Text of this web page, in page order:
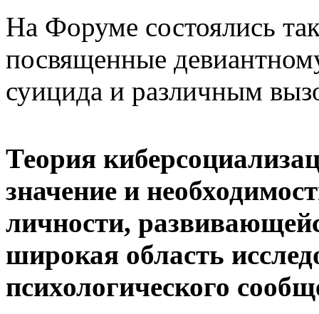
На Форуме состоялись
посвященные
суицида и различным
Теория
значение и
личности,
широкая область
психологического